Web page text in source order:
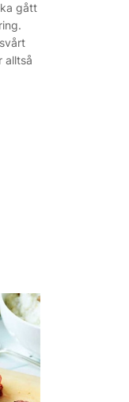
gått
alltså